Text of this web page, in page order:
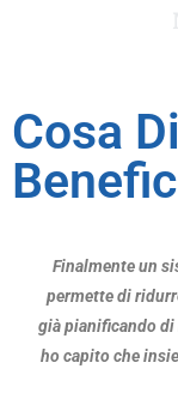
Cosa
Finalmente un
permette di
già pianificando
ho capito che